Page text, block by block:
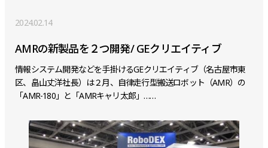
2024.02.14
AMRの新製品を２つ開発/ GEクリエイティブ
情報システム開発などを手掛けるGEクリエイティブ（名古屋市東
区、畠山丈洋社長）は２月、自律走行型搬送ロボット（AMR）の
「AMR-180」と「AMRキャリ太郎」……